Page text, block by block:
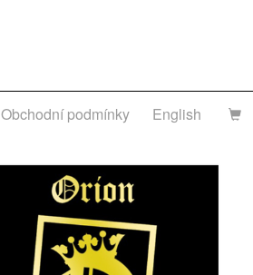
English
Obchodní podmínky